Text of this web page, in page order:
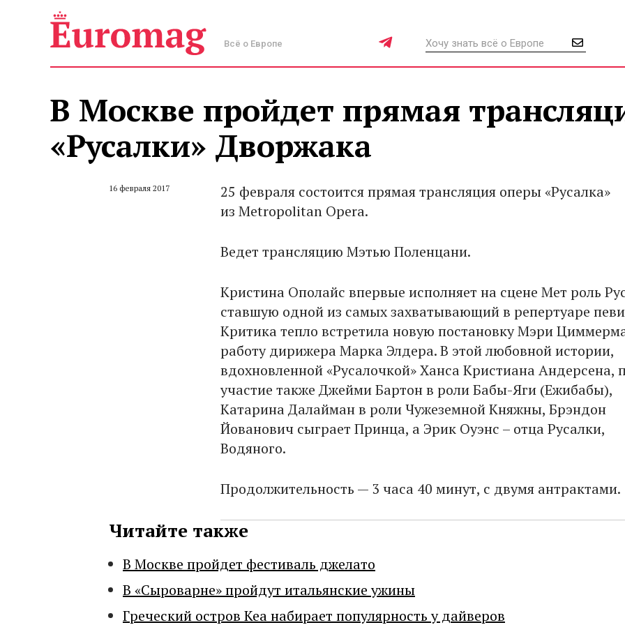
Всё о Европе
В Москве пройдет прямая
«Русалки» Дворжака
16 февраля 2017
25 февраля состоится прямая трансляция оперы «Русалка»
из Metropolitan Opera.
Ведет трансляцию Мэтью Поленцани.
Кристина Ополайс впервые исполняет на сцене Мет роль
ставшую одной из самых захватывающий в репертуаре
Критика тепло встретила новую постановку Мэри
работу дирижера Марка Элдера. В этой любовной истории,
вдохновленной «Русалочкой» Ханса Кристиана Андерсена,
участие также Джейми Бартон в роли Бабы-Яги (Ежибабы),
Катарина Далайман в роли Чужеземной Княжны, Брэндон
Йованович сыграет Принца, а Эрик Оуэнс – отца Русалки,
Водяного.
Продолжительность — 3 часа 40 минут, с двумя антрактами.
Читайте также
В Москве пройдет фестиваль джелато
В «Сыроварне» пройдут итальянские ужины
Греческий остров Кеа набирает популярность у дайверов